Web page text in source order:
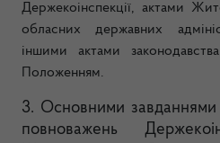
Держекоінспекції, актами
обласних державних
іншими актами
Положенням.
3. Основними завданнями
повноважень